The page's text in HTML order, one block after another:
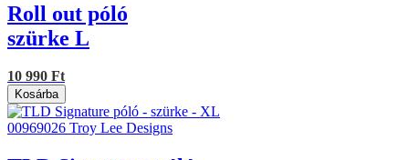
Roll out póló
szürke L
10 990 Ft
Kosárba
00969026 Troy Lee Designs